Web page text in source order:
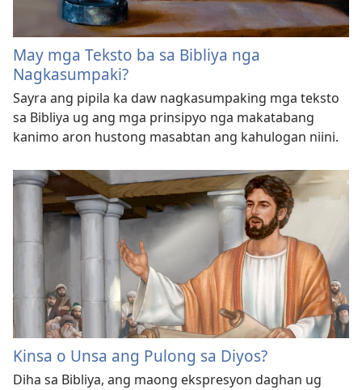
May mga Teksto ba sa Bibliya nga
Nagkasumpaki?
Sayra ang pipila ka daw nagkasumpaking mga teksto
sa Bibliya ug ang mga prinsipyo nga makatabang
kanimo aron hustong masabtan ang kahulogan niini.
Kinsa o Unsa ang Pulong sa Diyos?
Diha sa Bibliya, ang maong ekspresyon daghan ug